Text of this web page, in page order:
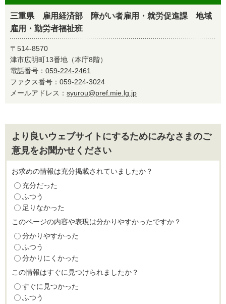
三重県 雇用経済部 障がい者雇用・就労促進課 地域
雇用・勤労者福祉班
〒514-8570
津市広明町13番地（本庁8階）
電話番号： 059-224-2461
ファクス番号：059-224-3024
メールアドレス： syurou@pref.mie.lg.jp
より良いウェブサイトにするためにみなさまのご
意見をお聞かせください
お求めの情報は充分掲載されていましたか？
充分だった
ふつう
足りなかった
このページの内容や表現は分かりやすかったですか？
分かりやすかった
ふつう
分かりにくかった
この情報はすぐに見つけられましたか？
すぐに見つかった
ふつう